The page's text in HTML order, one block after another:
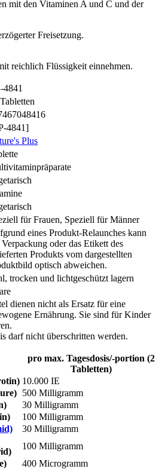
mit den Vitaminen A und C und der
Freisetzung.
reichlich Flüssigkeit einnehmen.
4841
4841]
Plus
für Frauen, Speziell für Männer
eines Produkt-Relaunches kann
oder das Etikett des
Produkts vom dargestellten
optisch abweichen.
trocken und lichtgeschützt lagern
dienen nicht als Ersatz für eine
Ernährung. Sie sind für Kinder
darf nicht überschritten werden.
pro max. Tagesdosis/-portion (2
Tabletten)
10.000 IE
500 Milligramm
30 Milligramm
100 Milligramm
30 Milligramm
100 Milligramm
400 Microgramm